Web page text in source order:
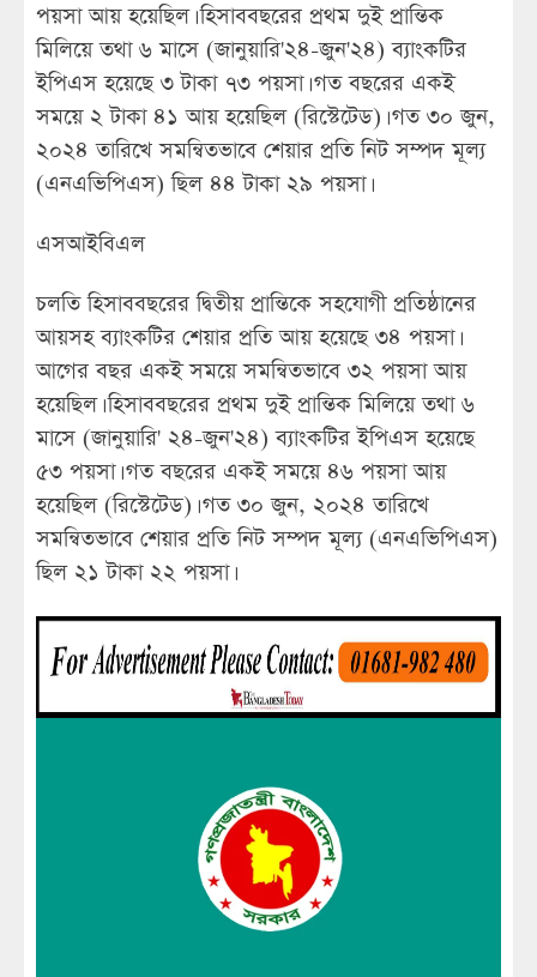
পয়সা আয় হয়েছিল। হিসাববছরের প্রথম দুই প্রান্তিক
মিলিয়ে তথা ৬ মাসে (জানুয়ারি'২৪-জুন'২৪) ব্যাংকটির
ইপিএস হয়েছে ৩ টাকা ৭৩ পয়সা। গত বছরের একই
সময়ে ২ টাকা ৪১ আয় হয়েছিল (রিস্টেটেড)। গত ৩০ জুন,
২০২৪ তারিখে সমন্বিতভাবে শেয়ার প্রতি নিট সম্পদ মূল্য
(এনএভিপিএস) ছিল ৪৪ টাকা ২৯ পয়সা।
এসআইবিএল
চলতি হিসাববছরের দ্বিতীয় প্রান্তিকে সহযোগী প্রতিষ্ঠানের
আয়সহ ব্যাংকটির শেয়ার প্রতি আয় হয়েছে ৩৪ পয়সা।
আগের বছর একই সময়ে সমন্বিতভাবে ৩২ পয়সা আয়
হয়েছিল। হিসাববছরের প্রথম দুই প্রান্তিক মিলিয়ে তথা ৬
মাসে (জানুয়ারি' ২৪-জুন'২৪) ব্যাংকটির ইপিএস হয়েছে
৫৩ পয়সা। গত বছরের একই সময়ে ৪৬ পয়সা আয়
হয়েছিল (রিস্টেটেড)। গত ৩০ জুন, ২০২৪ তারিখে
সমন্বিতভাবে শেয়ার প্রতি নিট সম্পদ মূল্য (এনএভিপিএস)
ছিল ২১ টাকা ২২ পয়সা।